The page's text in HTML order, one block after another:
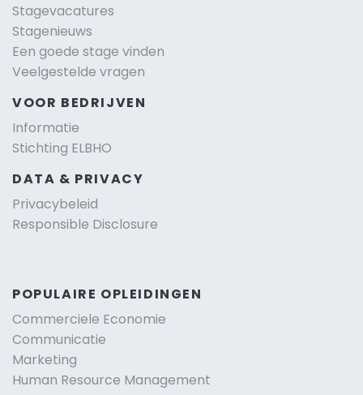
Stagevacatures
Stagenieuws
Een goede stage vinden
Veelgestelde vragen
VOOR BEDRIJVEN
Informatie
Stichting ELBHO
DATA & PRIVACY
Privacybeleid
Responsible Disclosure
POPULAIRE OPLEIDINGEN
Commerciele Economie
Communicatie
Marketing
Human Resource Management